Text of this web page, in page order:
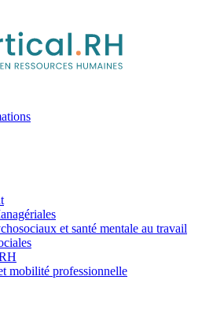
et santé mentale au travail
mobilité professionnelle